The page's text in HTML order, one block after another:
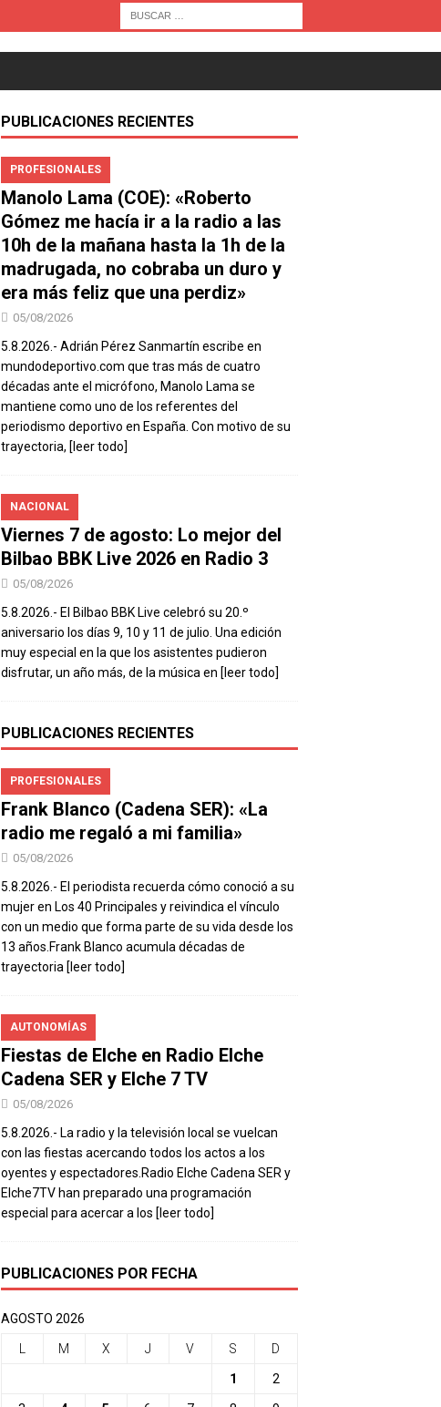
PUBLICACIONES RECIENTES
PROFESIONALES
Manolo Lama (COE): «Roberto
Gómez me hacía ir a la radio a las
10h de la mañana hasta la 1h de la
madrugada, no cobraba un duro y
era más feliz que una perdiz»
05/08/2026
5.8.2026.- Adrián Pérez Sanmartín escribe en
mundodeportivo.com que tras más de cuatro
décadas ante el micrófono, Manolo Lama se
mantiene como uno de los referentes del
periodismo deportivo en España. Con motivo de su
trayectoria, [leer todo]
NACIONAL
Viernes 7 de agosto: Lo mejor del
Bilbao BBK Live 2026 en Radio 3
05/08/2026
5.8.2026.- El Bilbao BBK Live celebró su 20.º
aniversario los días 9, 10 y 11 de julio. Una edición
muy especial en la que los asistentes pudieron
disfrutar, un año más, de la música en [leer todo]
PUBLICACIONES RECIENTES
PROFESIONALES
Frank Blanco (Cadena SER): «La
radio me regaló a mi familia»
05/08/2026
5.8.2026.- El periodista recuerda cómo conoció a su
mujer en Los 40 Principales y reivindica el vínculo
con un medio que forma parte de su vida desde los
13 años.Frank Blanco acumula décadas de
trayectoria [leer todo]
AUTONOMÍAS
Fiestas de Elche en Radio Elche
Cadena SER y Elche 7 TV
05/08/2026
5.8.2026.- La radio y la televisión local se vuelcan
con las fiestas acercando todos los actos a los
oyentes y espectadores.Radio Elche Cadena SER y
Elche7TV han preparado una programación
especial para acercar a los [leer todo]
PUBLICACIONES POR FECHA
AGOSTO 2026
M X J V S D
1 2